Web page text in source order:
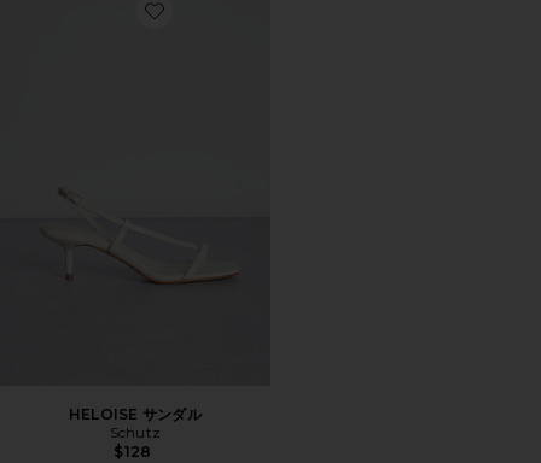
Favorite HELOISE サンダル
HELOISE サンダル
Schutz
$128